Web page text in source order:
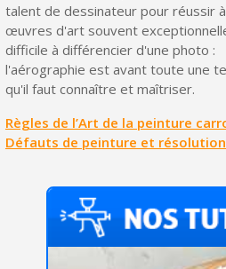
talent de dessinateur pour réussir
œuvres d'art souvent
difficile à différencier d'une photo :
l'aérographie est avant toute une
qu'il faut connaître et maîtriser.
Règles de l’Art de la peinture
Défauts de peinture et résolution